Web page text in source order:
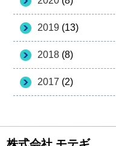
2019 (13)
2018 (8)
2017 (2)